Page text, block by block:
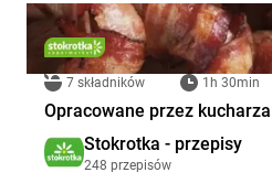
7 składników 1h 30min
Opracowane przez kucharza
Stokrotka - przepisy
248 przepisów